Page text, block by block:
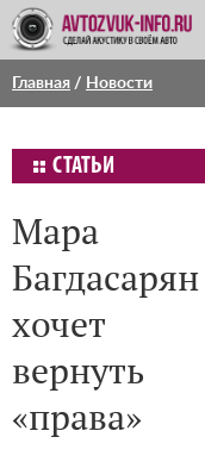
Главная / Новости
СТАТЬИ
Мара
Багдасарян
хочет
вернуть
«права»